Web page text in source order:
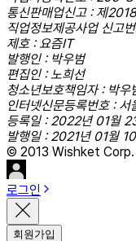
통신판매업신고 : 제
직업정보제공사업 신
제호 : 요즘IT
발행인 : 박우범
편집인 : 노희선
청소년보호책임자 : 박우
인터넷신문등록번호 :
등록일 : 2022년 01월
발행일 : 2021년 01월
© 2013 Wishket Corp.
로그인
회원가입